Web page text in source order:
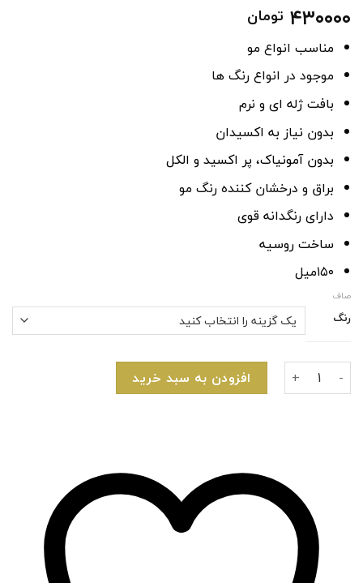
۴۳۰۰۰۰ تومان
مناسب انواع مو
موجود در انواع رنگ ها
بافت ژله ای و نرم
بدون نیاز به اکسیدان
بدون آمونیاک، پر اکسید و الکل
براق و درخشان کننده رنگ مو
دارای رنگدانه قوی
ساخت روسیه
۱۵۰میل
رنگ
صاف
شامپو رنگساژ مو سریع توهیکاTOHIKA عددافزودن به سبد خرید